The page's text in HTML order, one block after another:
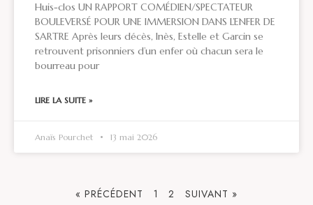
Huis-clos UN RAPPORT COMÉDIEN/SPECTATEUR
BOULEVERSÉ POUR UNE IMMERSION DANS L’ENFER DE
SARTRE Après leurs décès, Inès, Estelle et Garcin se
retrouvent prisonniers d’un enfer où chacun sera le
bourreau pour
LIRE LA SUITE »
Anaïs Pourchet 13 mai 2026
« PRÉCÉDENT 1 2 SUIVANT »